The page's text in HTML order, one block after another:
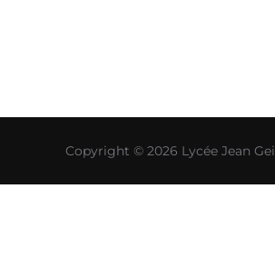
Copyright © 2026 Lycée Jean